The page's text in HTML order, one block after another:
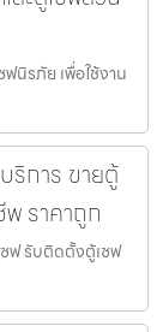
นิรภัย เพื่อใช้งาน
ริการ ขายตู้
ราคาถูก
ฟ รับติดตั้งตู้เซฟ